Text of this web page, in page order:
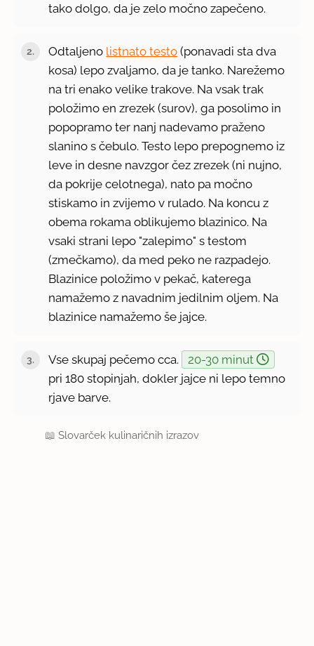
tako dolgo, da je zelo močno zapečeno.
Odtaljeno listnato testo (ponavadi sta dva
kosa) lepo zvaljamo, da je tanko. Narežemo
na tri enako velike trakove. Na vsak trak
položimo en zrezek (surov), ga posolimo in
popopramo ter nanj nadevamo praženo
slanino s čebulo. Testo lepo prepognemo iz
leve in desne navzgor čez zrezek (ni nujno,
da pokrije celotnega), nato pa močno
stiskamo in zvijemo v rulado. Na koncu z
obema rokama oblikujemo blazinico. Na
vsaki strani lepo "zalepimo" s testom
(zmečkamo), da med peko ne razpadejo.
Blazinice položimo v pekač, katerega
namažemo z navadnim jedilnim oljem. Na
blazinice namažemo še jajce.
Vse skupaj pečemo cca.
20-30 minut
pri 180 stopinjah, dokler jajce ni lepo temno
rjave barve.
📖Slovarček kulinaričnih izrazov